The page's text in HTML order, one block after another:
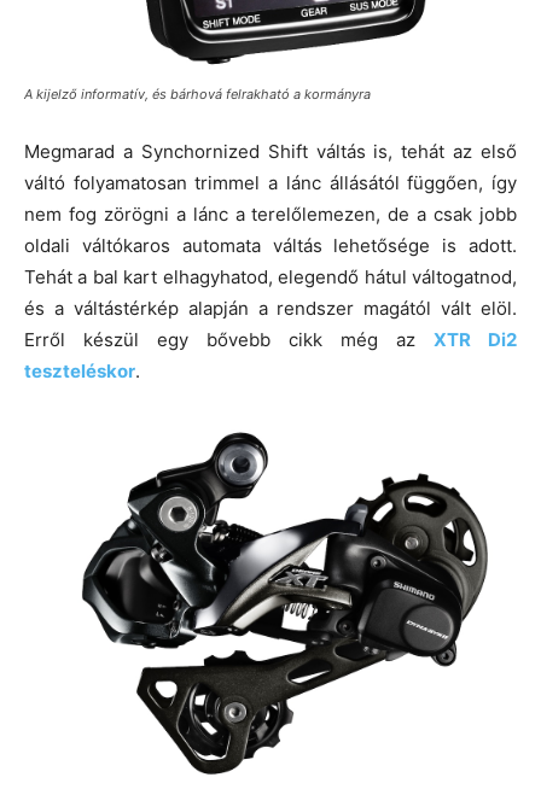
A kijelző informatív, és bárhová felrakható a kormányra
Megmarad a Synchornized Shift váltás is, tehát az első
váltó folyamatosan trimmel a lánc állásától függően, így
nem fog zörögni a lánc a terelőlemezen, de a csak jobb
oldali váltókaros automata váltás lehetősége is adott.
Tehát a bal kart elhagyhatod, elegendő hátul váltogatnod,
és a váltástérkép alapján a rendszer magától vált elöl.
Erről készül egy bővebb cikk még az XTR Di2
teszteléskor.